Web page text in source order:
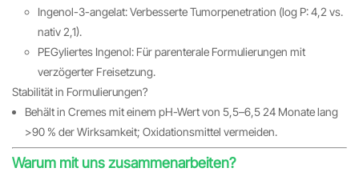
Ingenol-3-angelat: Verbesserte Tumorpenetration (log P: 4,2 vs.
nativ 2,1).
PEGyliertes Ingenol: Für parenterale Formulierungen mit
verzögerter Freisetzung.
Stabilität in Formulierungen?
Behält in Cremes mit einem pH-Wert von 5,5–6,5 24 Monate lang
>90 % der Wirksamkeit; Oxidationsmittel vermeiden.
Warum mit uns zusammenarbeiten?